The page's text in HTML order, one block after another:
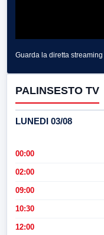
Guarda la diretta streaming
PALINSESTO TV
LUNEDI 03/08
00:00
02:00
09:00
10:30
12:00